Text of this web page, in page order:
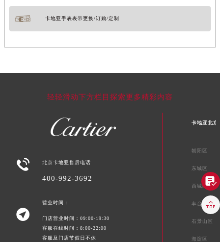
卡地亚手表表带更换/订购/定制
轻轻滑动下方栏目探索更多精彩内容
 北京卡地亚售后电话
400-992-3692

营业时间：
门店营业时间：09:00-19:30
客服在线时间：8:00-22:00
客服及门店节假日不休
卡地亚北京
朝阳区
东城区
西城区
丰台区
石景山区
海淀区

